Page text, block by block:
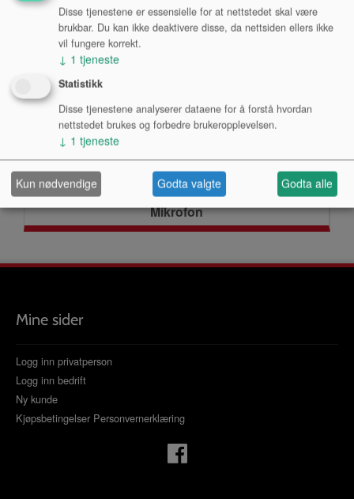
Mikrofon
Mine sider
Logg inn privatperson
Logg inn bedrift
Ny kunde
Kjøpsbetingelser Personvernerklæring
Disse tjenestene er essensielle for at nettstedet skal være
brukbar. Du kan ikke deaktivere disse, da nettsiden ellers ikke
vil fungere korrekt.
↓ 1 tjeneste
Statistikk
Disse tjenestene analyserer dataene for å forstå hvordan
nettstedet brukes og forbedre brukeropplevelsen.
↓ 1 tjeneste
Kun nødvendige Godta valgte Godta alle